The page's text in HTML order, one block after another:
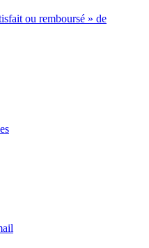
ou remboursé » de